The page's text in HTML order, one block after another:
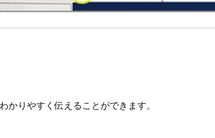
かりやすく伝えることができます。